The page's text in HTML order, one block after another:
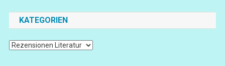
KATEGORIEN
Kategorien